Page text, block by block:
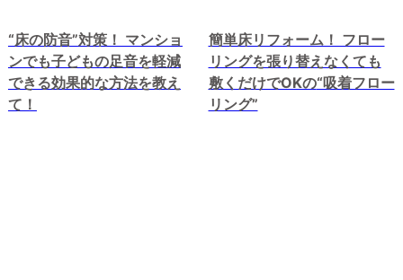
“床の防音”対策！ マンショ
ンでも子どもの足音を軽減
できる効果的な方法を教え
て！
簡単床リフォーム！ フロー
リングを張り替えなくても
敷くだけでOKの“吸着フロー
リング”